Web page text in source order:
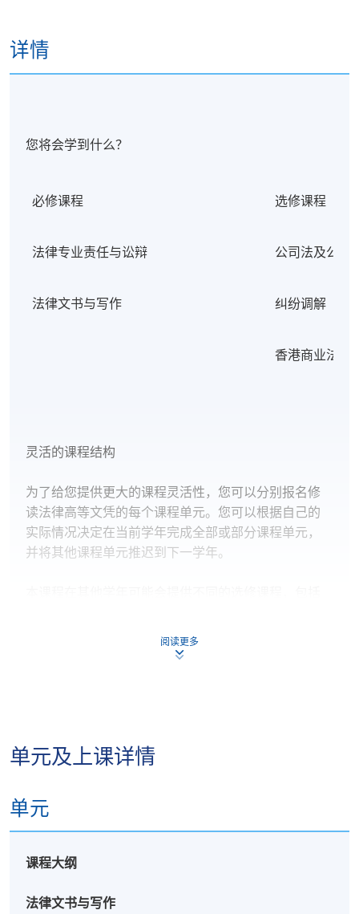
详情
您将会学到什么？
必修课程 选修课程
法律专业责任与讼辩 公司法及公司
法律文书与写作 纠纷调解
香港商业法律
灵活的课程结构
为了给您提供更大的课程灵活性，您可以分别报名修
读法律高等文凭的每个课程单元。您可以根据自己的
实际情况决定在当前学年完成全部或部分课程单元，
并将其他课程单元推迟到下一学年。
Legal Writing and Drafting
阅读更多
单元及上课详情
单元
课程大纲
法律文书与写作